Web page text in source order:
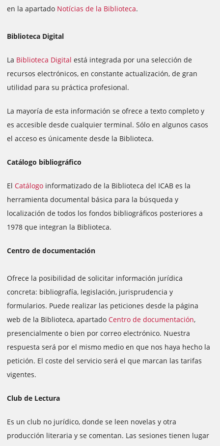
en la apartado Notícias de la Biblioteca.
Biblioteca Digital
La Biblioteca Digital está integrada por una selección de
recursos electrónicos, en constante actualización, de gran
utilidad para su práctica profesional.
La mayoría de esta información se ofrece a texto completo y
es accesible desde cualquier terminal. Sólo en algunos casos
el acceso es únicamente desde la Biblioteca.
Catálogo bibliográfico
El Catálogo informatizado de la Biblioteca del ICAB es la
herramienta documental básica para la búsqueda y
localización de todos los fondos bibliográficos posteriores a
1978 que integran la Biblioteca.
Centro de documentación
Ofrece la posibilidad de solicitar información jurídica
concreta: bibliografía, legislación, jurisprudencia y
formularios. Puede realizar las peticiones desde la página
web de la Biblioteca, apartado Centro de documentación,
presencialmente o bien por correo electrónico. Nuestra
respuesta será por el mismo medio en que nos haya hecho la
petición. El coste del servicio será el que marcan las tarifas
vigentes.
Club de Lectura
Es un club no jurídico, donde se leen novelas y otra
producción literaria y se comentan. Las sesiones tienen lugar